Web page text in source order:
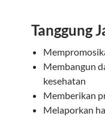
Tanggung
Membangun
kesehatan
Memberikan
Melaporkan